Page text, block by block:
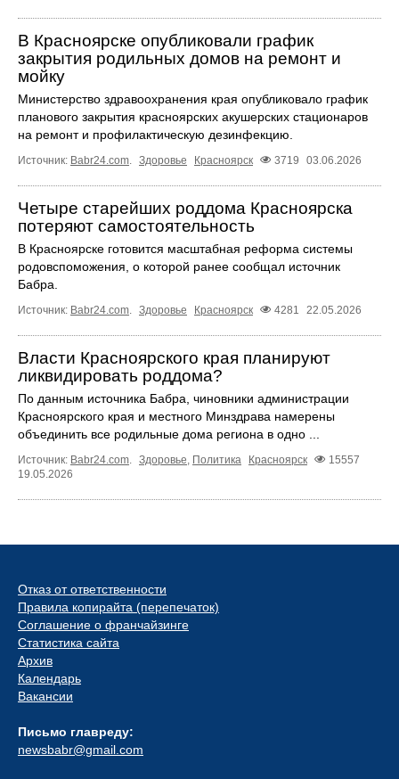
В Красноярске опубликовали график
закрытия родильных домов на ремонт и
мойку
Министерство здравоохранения края опубликовало график
планового закрытия красноярских акушерских стационаров
на ремонт и профилактическую дезинфекцию.
Источник: Babr24.com. Здоровье Красноярск 3719 03.06.2026
Четыре старейших роддома Красноярска
потеряют самостоятельность
В Красноярске готовится масштабная реформа системы
родовспоможения, о которой ранее сообщал источник
Бабра.
Источник: Babr24.com. Здоровье Красноярск 4281 22.05.2026
Власти Красноярского края планируют
ликвидировать роддома?
По данным источника Бабра, чиновники администрации
Красноярского края и местного Минздрава намерены
объединить все родильные дома региона в одно ...
Источник: Babr24.com. Здоровье, Политика Красноярск
15557
19.05.2026
Отказ от ответственности
Правила копирайта (перепечаток)
Соглашение о франчайзинге
Статистика сайта
Архив
Календарь
Вакансии
Письмо главреду:
newsbabr@gmail.com